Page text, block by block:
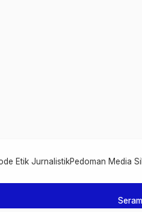
Etik JurnalistikPedoman Media